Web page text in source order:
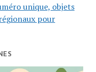
unique, objets
pour